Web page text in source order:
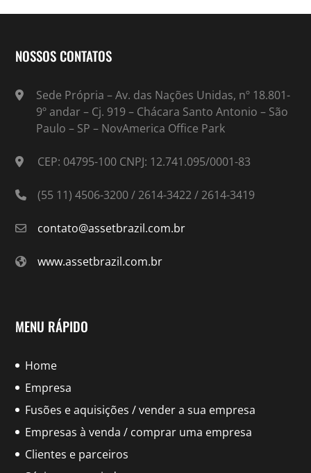
NOSSOS CONTATOS
Sede Própria – Av. das Nações Unidas, nº 18.801-
9º andar – Cj. 919 – Chácara Santo Antonio – São
Paulo – SP – NovAmerica Office Park
CEP: 04795-100 CNPJ: 12.741.095/0001-83
(55 11) 4506-3200 / 2614-3422 / 2614-3419
contato@assetbrazil.com.br
www.assetbrazil.com.br
MENU RÁPIDO
Home
Empresa
Fusões e aquisições / vender a sua empresa
Empresas à venda / comprar uma empresa
Clientes e parceiros